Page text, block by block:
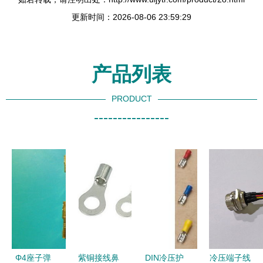
更新时间：2026-08-06 23:59:29
产品列表
PRODUCT
----------------
Φ4座子弹 紫铜接线鼻 DIN冷压护 冷压端子线